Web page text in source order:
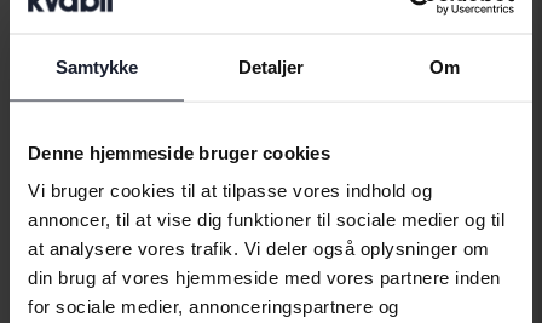
Samtykke Detaljer Om
Denne hjemmeside bruger cookies
Vi bruger cookies til at tilpasse vores indhold og
annoncer, til at vise dig funktioner til sociale medier og til
at analysere vores trafik. Vi deler også oplysninger om
din brug af vores hjemmeside med vores partnere inden
for sociale medier, annonceringspartnere og
Audi
Bentley
BMW
BYD
Jaguar
Jeep
KIA
Land Rover
Porsche
Renault
Rolls-Royce
Saab